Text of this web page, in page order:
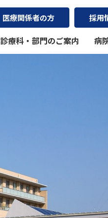
医療関係者の方 採用
診療科・部門のご案内 病